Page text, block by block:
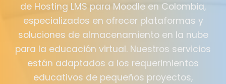
de Hosting LMS para Moodle en Colombia,
especializados en ofrecer plataformas y
soluciones de almacenamiento en la nube
para la educación virtual. Nuestros servicios
están adaptados a los requerimientos
educativos de pequeños proyectos,